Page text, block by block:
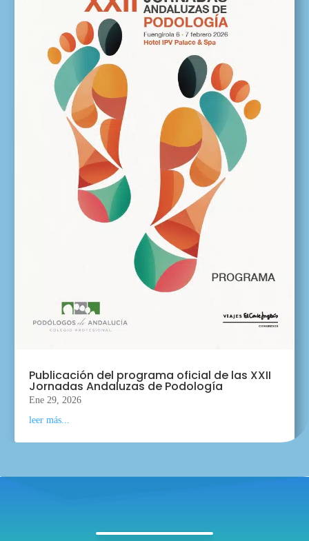
Publicación del programa oficial de las XXII
Jornadas Andaluzas de Podología
Ene 29, 2026
leer más...